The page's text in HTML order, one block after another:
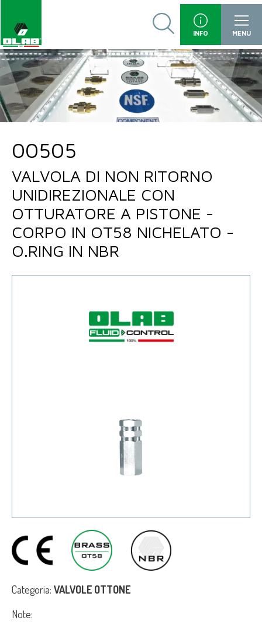
INFO MENU
00505
VALVOLA DI NON RITORNO
UNIDIREZIONALE CON
OTTURATORE A PISTONE -
CORPO IN OT58 NICHELATO -
O.RING IN NBR
Categoria: VALVOLE OTTONE
Note: